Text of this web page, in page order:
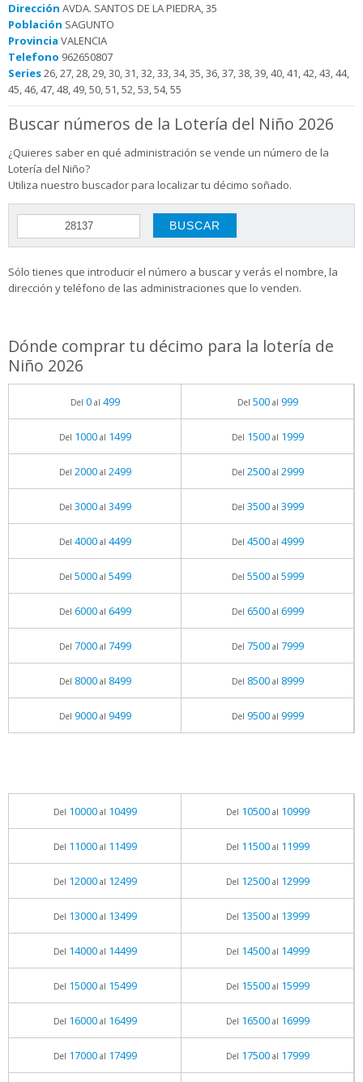
Dirección AVDA. SANTOS DE LA PIEDRA, 35
Población SAGUNTO
Provincia VALENCIA
Telefono 962650807
Series26, 27, 28, 29, 30, 31, 32, 33, 34, 35, 36, 37, 38, 39, 40, 41, 42, 43, 44,
45, 46, 47, 48, 49, 50, 51, 52, 53, 54, 55
Buscar números de la Lotería del Niño 2026
¿Quieres saber en qué administración se vende un número de la
Lotería del Niño?
Utiliza nuestro buscador para localizar tu décimo soñado.
Sólo tienes que introducir el número a buscar y verás el nombre, la
dirección y teléfono de las administraciones que lo venden.
Dónde comprar tu décimo para la lotería de
Niño 2026
Del 0al 499 Del 500al 999
Del 1000al 1499 Del 1500al 1999
Del 2000al 2499 Del 2500al 2999
Del 3000al 3499 Del 3500al 3999
Del 4000al 4499 Del 4500al 4999
Del 5000al 5499 Del 5500al 5999
Del 6000al 6499 Del 6500al 6999
Del 7000al 7499 Del 7500al 7999
Del 8000al 8499 Del 8500al 8999
Del 9000al 9499 Del 9500al 9999
Del 10000al 10499 Del 10500al 10999
Del 11000al 11499 Del 11500al 11999
Del 12000al 12499 Del 12500al 12999
Del 13000al 13499 Del 13500al 13999
Del 14000al 14499 Del 14500al 14999
Del 15000al 15499 Del 15500al 15999
Del 16000al 16499 Del 16500al 16999
Del 17000al 17499 Del 17500al 17999